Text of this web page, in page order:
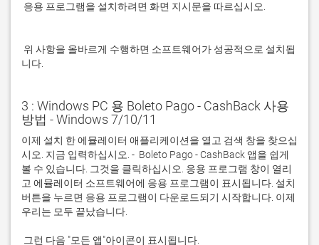
니다.
3 : Windows PC 용 Boleto Pago - CashBack 사용
방법 - Windows 7/10/11
이제 설치 한 에뮬레이터 애플리케이션을 열고 검색 창을 찾으십
시오. 지금 입력하십시오. -  Boleto Pago - CashBack 앱을 쉽게
볼 수 있습니다. 그것을 클릭하십시오. 응용 프로그램 창이 열리
고 에뮬레이터 소프트웨어에 응용 프로그램이 표시됩니다. 설치
버튼을 누르면 응용 프로그램이 다운로드되기 시작합니다. 이제